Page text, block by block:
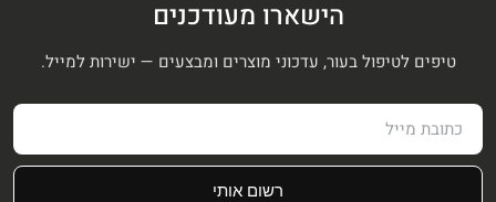
הישארו מעודכנים
טיפים לטיפול בעור, עדכוני מוצרים ומבצעים — ישירות למייל.
רשום אותי